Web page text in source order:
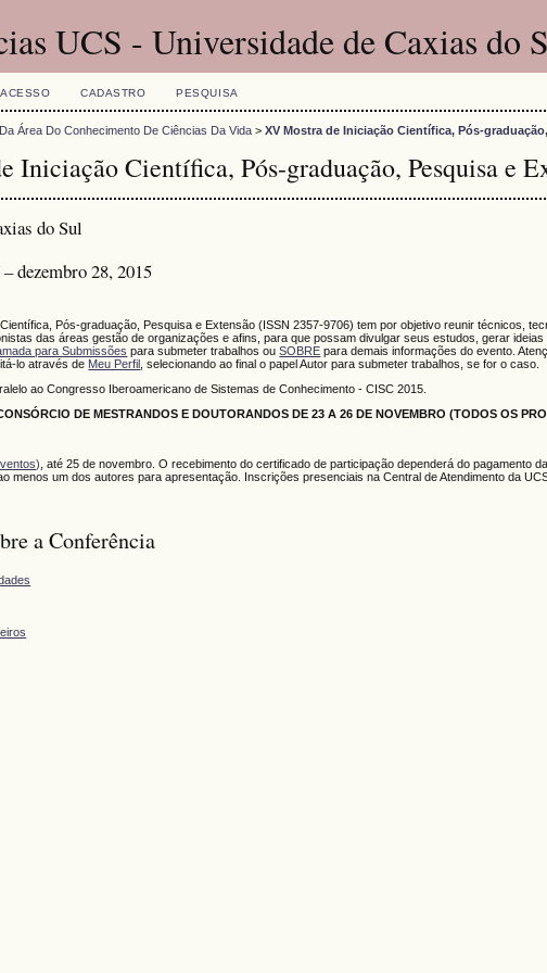
UCS - Universidade de Caxias do
ACESSO CADASTRO PESQUISA
Área Do Conhecimento De Ciências Da Vida >XV Mostra de Iniciação Científica, Pós-
Iniciação Científica, Pós-graduação, Pesquisa e
do Sul
dezembro 28, 2015
Pós-graduação, Pesquisa e Extensão (ISSN 2357-9706) tem por objetivo reunir técnicos,
das áreas gestão de organizações e afins, para que possam divulgar seus estudos, gerar
para Submissões para submeter trabalhos ouSOBRE para demais informações do evento.
lo através de Meu Perfil , selecionando ao final o papel Autor para submeter trabalhos, se for o caso.
ao Congresso Iberoamericano de Sistemas de Conhecimento - CISC 2015.
DE MESTRANDOS E DOUTORANDOS DE 23 A 26 DE NOVEMBRO (TODOS OS
, até 25 de novembro. O recebimento do certificado de participação dependerá do pagamento
menos um dos autores para apresentação. Inscrições presenciais na Central de Atendimento da
a Conferência